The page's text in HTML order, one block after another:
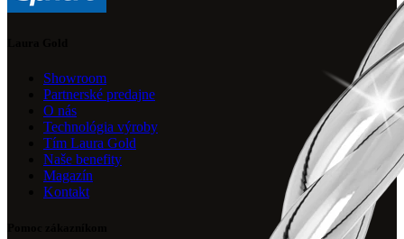
Showroom
Partnerské predajne
O nás
Technológia výroby
Tím Laura Gold
Naše benefity
Magazín
Kontakt